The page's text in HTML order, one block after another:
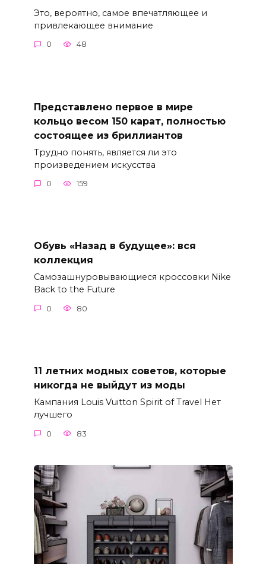
Это, вероятно, самое впечатляющее и
привлекающее внимание
0 48
Представлено первое в мире
кольцо весом 150 карат, полностью
состоящее из бриллиантов
Трудно понять, является ли это
произведением искусства
0 159
Обувь «Назад в будущее»: вся
коллекция
Самозашнуровывающиеся кроссовки Nike
Back to the Future
0 80
11 летних модных советов, которые
никогда не выйдут из моды
Кампания Louis Vuitton Spirit of Travel Нет
лучшего
0 83